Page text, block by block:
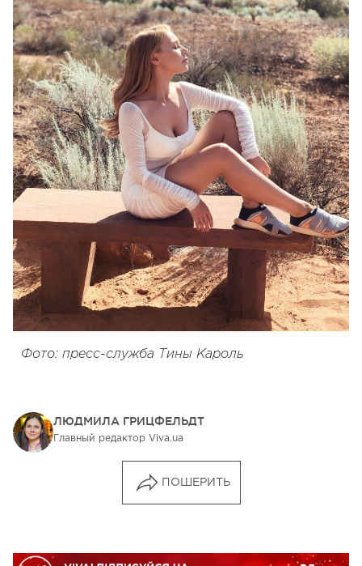
Фото: пресс-служба Тины Кароль
ЛЮДМИЛА ГРИЦФЕЛЬДТ
Главный редактор Viva.ua
ПОШЕРИТЬ